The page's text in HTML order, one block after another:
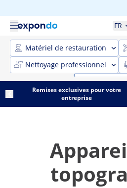
FR
Matériel de restauration
Nettoyage professionnel
Remises exclusives pour votre
entreprise